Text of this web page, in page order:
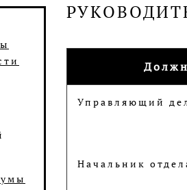
Управляющий
Начальник